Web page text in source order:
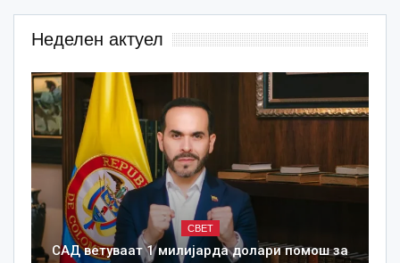
Неделен актуел
СВЕТ
САД ветуваат 1 милијарда долари помош за